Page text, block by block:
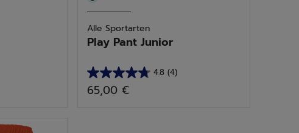
Alle Sportarten
Play Pant Junior
4.8 (4)
4.8
von
65,00 €